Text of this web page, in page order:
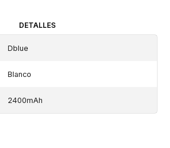
DETALLES
Dblue
Blanco
2400mAh